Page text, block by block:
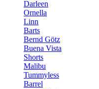
Darleen
Ornella
Linn
Barts
Bernd Götz
Buena Vista
Shorts
Malibu
Tummyless
Barrel